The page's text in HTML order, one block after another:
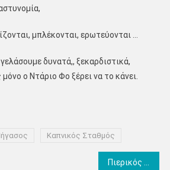
μπλέκονται, ερωτεύονται …
δυνατά,, ξεκαρδιστικά,
ο Ντάριο Φο ξέρει να το κάνει.
Καπνικός Σταθμός